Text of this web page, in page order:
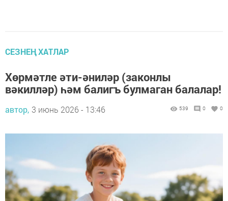
СЕЗНЕҢ ХАТЛАР
Хөрмәтле әти-әниләр (законлы
вәкилләр) һәм балигъ булмаган балалар!
автор, 3 июнь 2026 - 13:46 539 0 0